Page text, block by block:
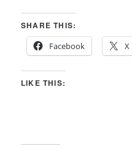
SHARE THIS:
Facebook
X
LIKE THIS: